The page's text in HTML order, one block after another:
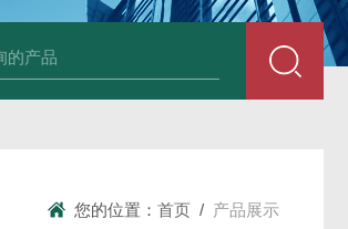
地源热泵空调系统运行故障诊断修复 冷暖双
您的位置： 首页 / 产品展示